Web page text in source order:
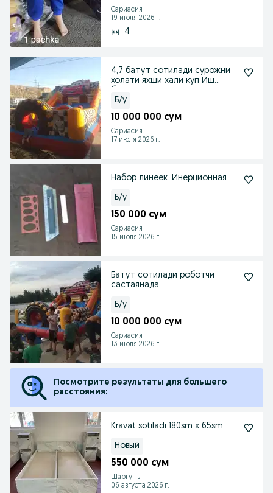
Сариасия
19 июля 2026 г.
4
4,7 батут сотилади сурожни
холати яхши хали куп Иш
Б/у
10 000 000 сум
Сариасия
17 июля 2026 г.
Набор линеек. Инерционная
Б/у
150 000 сум
Сариасия
15 июля 2026 г.
Батут сотилади роботчи
састаянада
Б/у
10 000 000 сум
Сариасия
13 июля 2026 г.
Посмотрите результаты для большего
расстояния:
Kravat sotiladi 180sm x 65sm
Новый
550 000 сум
Шаргунь
06 августа 2026 г.